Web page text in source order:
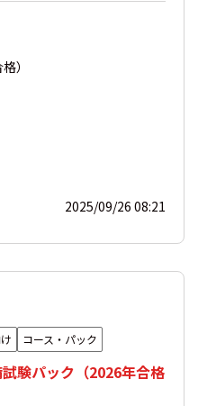
）
2025/09/26 08:21
コース・パック
験パック（2026年合格